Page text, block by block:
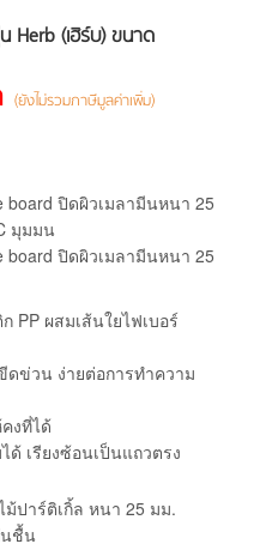
Herb (เฮิร์บ) ขนาด
(ยังไม่รวมภาษีมูลค่าเพิ่ม)
ปิดผิวเมลามีนหนา 25
มุมมน
ปิดผิวเมลามีนหนา 25
PP ผสมเส้นใยไฟเบอร์
ข่วน ง่ายต่อการทำความ
งที่ได้
เรียงซ้อนเป็นแถวตรง
ปาร์ติเกิ้ล หนา 25 มม.
นชื้น